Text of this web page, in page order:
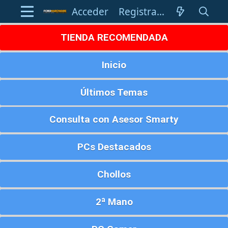
Acceder Registrarse
TIENDA RECOMENDADA
Inicio
Últimos Temas
Consulta con Asesor Smarty
PCs Destacados
Chollos
2ª Mano